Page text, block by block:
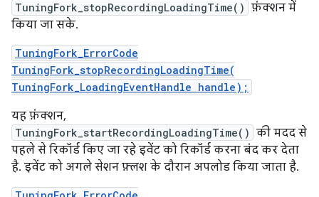
TuningFork_stopRecordingLoadingTime() फ़ंक्शन में
किया जा सके.
TuningFork_ErrorCode
TuningFork_stopRecordingLoadingTime(
TuningFork_LoadingEventHandle handle);
यह फ़ंक्शन,
TuningFork_startRecordingLoadingTime() की मदद से
पहले से रिकॉर्ड किए जा रहे इवेंट को रिकॉर्ड करना बंद कर देता
है. इवेंट को अगले सेशन फ़्लश के दौरान अपलोड किया जाता है.